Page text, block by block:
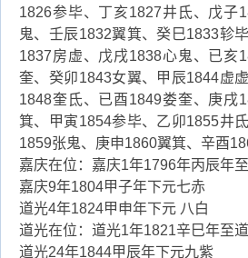
1826参毕、丁亥1827井氐、戊子
鬼、壬辰1832翼箕、癸巳1833轸
1837房虚、戊戌1838心鬼、已亥
奎、癸卯1843女翼、甲辰1844虚
1848奎氐、已酉1849娄奎、庚戌
箕、甲寅1854参毕、乙卯1855井
1859张鬼、庚申1860翼箕、辛酉
嘉庆在位：嘉庆1年1796年丙辰年
嘉庆9年1804甲子年下元七赤
道光4年1824甲申年下元 八白
道光在位：道光1年1821辛巳年至
道光24年1844甲辰年下元九紫